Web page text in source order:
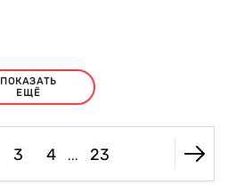
ПОКАЗАТЬ
ЕЩЁ
3 4 ... 23